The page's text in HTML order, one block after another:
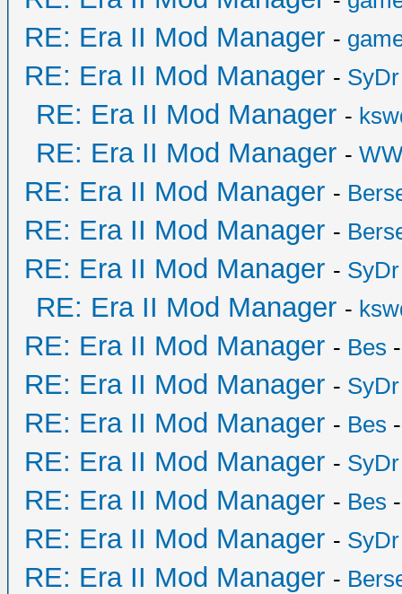
RE: Era II Mod Manager -
RE: Era II Mod Manager - SyDr
RE: Era II Mod Manager -
RE: Era II Mod Manager -
RE: Era II Mod Manager -
RE: Era II Mod Manager -
RE: Era II Mod Manager - SyDr
RE: Era II Mod Manager -
RE: Era II Mod Manager - Bes
RE: Era II Mod Manager - SyDr
RE: Era II Mod Manager - Bes
RE: Era II Mod Manager - SyDr
RE: Era II Mod Manager - Bes
RE: Era II Mod Manager - SyDr
RE: Era II Mod Manager -